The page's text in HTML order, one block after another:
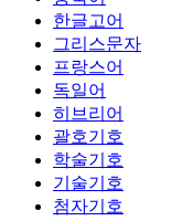
한글고어
그리스문자
프랑스어
독일어
히브리어
괄호기호
학술기호
기술기호
첨자기호